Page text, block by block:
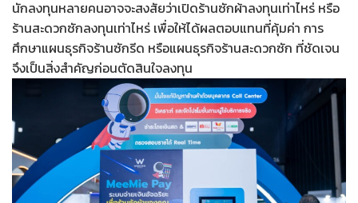
นักลงทุนหลายคนอาจจะสงสัยว่าเปิดร้านซักผ้าลงทุนเท่าไหร่ หรือ
ร้านสะดวกซักลงทุนเท่าไหร่ เพื่อให้ได้ผลตอบแทนที่คุ้มค่า การ
ศึกษาแผนธุรกิจร้านซักรีด หรือแผนธุรกิจร้านสะดวกซัก ที่ชัดเจน
จึงเป็นสิ่งสำคัญก่อนตัดสินใจลงทุน